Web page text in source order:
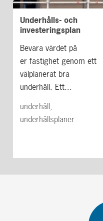
Underhålls- och
investeringsplan
Bevara värdet på
er fastighet genom ett
välplanerat bra
underhåll. Ett...
underhåll,
underhållsplaner